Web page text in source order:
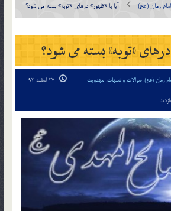
امام زمان (عج) آیا با «ظهور» درهای «توبه» بسته می شود؟
«توبه» بسته می شود؟
زمان (عج),سوالات و شبهات, مهدویت